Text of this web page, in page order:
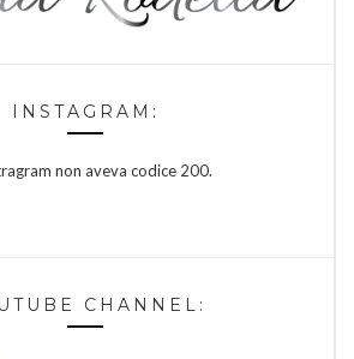
INSTAGRAM:
non aveva codice 200.
CHANNEL: